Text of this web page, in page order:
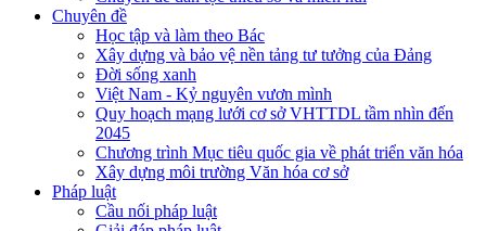
Chuyên đề
Học tập và làm theo Bác
Xây dựng và bảo vệ nền tảng tư tưởng của Đảng
Đời sống xanh
Việt Nam - Kỷ nguyên vươn mình
Quy hoạch mạng lưới cơ sở VHTTDL tầm nhìn đến
2045
Chương trình Mục tiêu quốc gia về phát triển văn hóa
Xây dựng môi trường Văn hóa cơ sở
Pháp luật
Cầu nối pháp luật